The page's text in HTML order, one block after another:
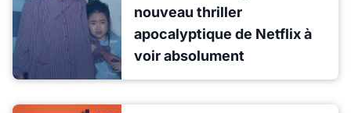
nouveau thriller
apocalyptique de Netflix à
voir absolument